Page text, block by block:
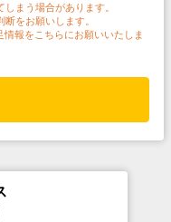
まう場合があります。
をお願いします。
報をこちらにお願いいたしま